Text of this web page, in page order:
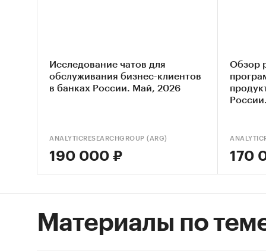
на
Цель
•
для
Исследование чатов для
обслуживания бизнес-клиентов
в банках России. Май, 2026
ANALYTICRESEARCHGROUP (ARG)
190 000 ₽
Обзор
170
Материалы по